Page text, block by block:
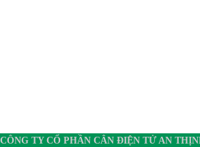
CÔNG TY CỔ PHẦN CÂN ĐIỆN TỬ AN